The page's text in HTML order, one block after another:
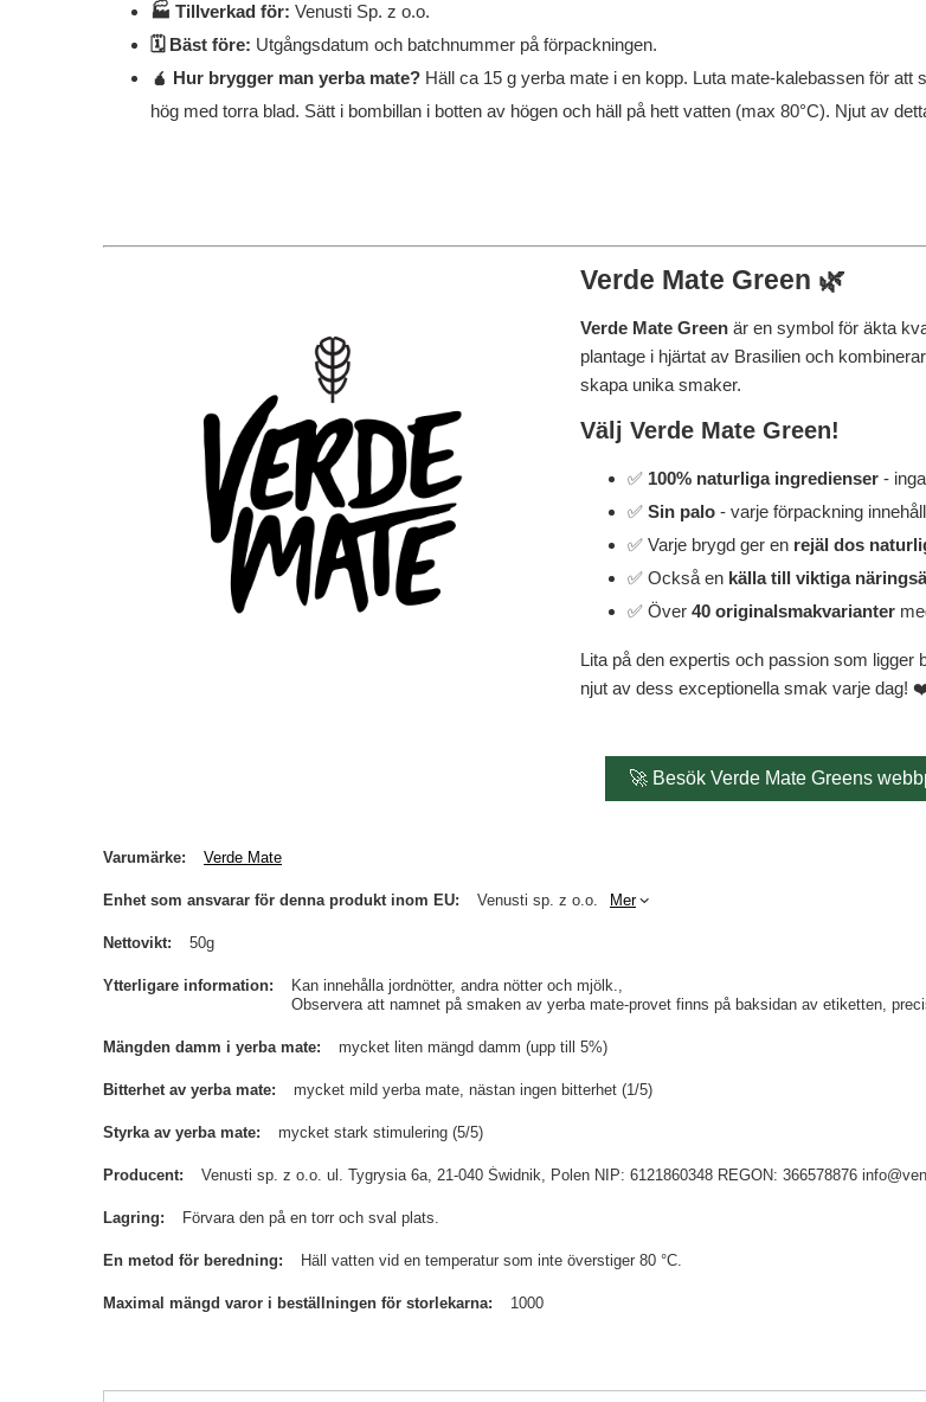
🏭 Tillverkad för: Venusti Sp. z o.o.
🗓️ Bäst före: Utgångsdatum och batchnummer på förpackningen.
🧉 Hur brygger man yerba mate? Häll ca 15 g yerba mate i en kopp. Luta mate-kalebassen för att
hög med torra blad. Sätt i bombillan i botten av högen och häll på hett vatten (max 80°C). Njut av
Verde Mate Green 🌿
Verde Mate Green är en symbol för äkta
plantage i hjärtat av Brasilien och
skapa unika smaker.
Välj Verde Mate Green!
✅ 100% naturliga ingredienser -
✅Sin palo - varje förpackning
✅ Varje brygd ger en rejäl dos
✅ Också en källa till viktiga
✅ Över40 originalsmakvarianter
Lita på den expertis och passion som
njut av dess exceptionella smak varje dag!
🚀 Besök Verde Mate Greens
Varumärke Verde Mate
Enhet som ansvarar för denna produkt inom EU Venusti sp. z o.o. Mer
Nettovikt 50g
Ytterligare information
Kan innehålla jordnötter, andra nötter och mjölk.
Observera att namnet på smaken av yerba mate-provet finns på baksidan av etiketten,
Mängden damm i yerba mate mycket liten mängd damm (upp till 5%)
Bitterhet av yerba mate mycket mild yerba mate, nästan ingen bitterhet (1/5)
Styrka av yerba mate mycket stark stimulering (5/5)
Producent Venusti sp. z o.o. ul. Tygrysia 6a, 21-040 Świdnik, Polen NIP: 6121860348 REGON: 366578876
Lagring Förvara den på en torr och sval plats.
En metod för beredning Häll vatten vid en temperatur som inte överstiger 80 °C.
Maximal mängd varor i beställningen för storlekarna 1000